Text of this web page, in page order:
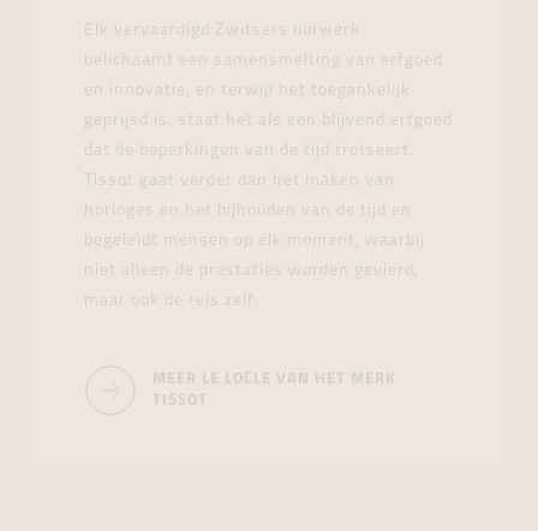
Elk vervaardigd Zwitsers uurwerk
belichaamt een samensmelting van erfgoed
en innovatie, en terwijl het toegankelijk
geprijsd is, staat het als een blijvend erfgoed
dat de beperkingen van de tijd trotseert.
Tissot gaat verder dan het maken van
horloges en het bijhouden van de tijd en
begeleidt mensen op elk moment, waarbij
niet alleen de prestaties worden gevierd,
maar ook de reis zelf.
MEER LE LOCLE VAN HET MERK
TISSOT